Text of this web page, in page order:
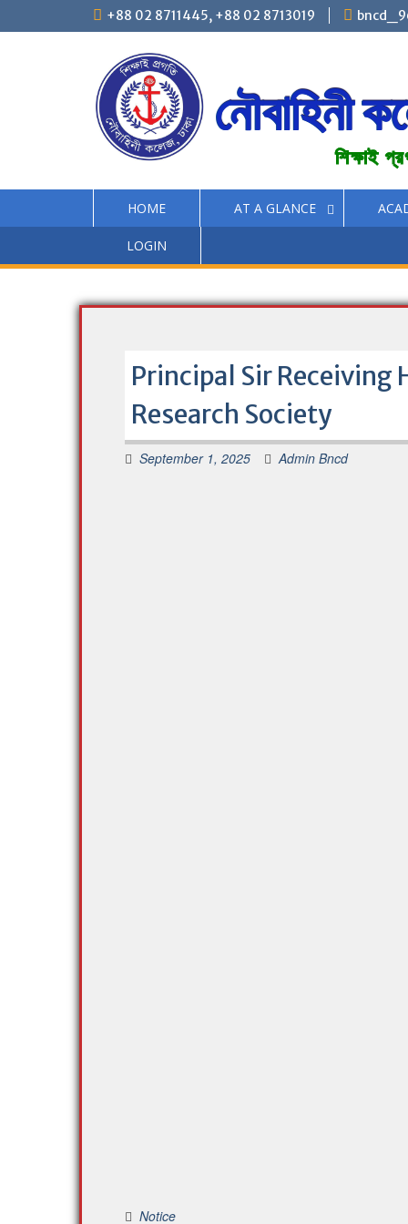
k
+88 02 8711445, +88 02 8713019
নৌবাহিনী
শিক্ষাই
HOME AT A GLANCE
LOGIN
Principal Sir Receiving
Research Society
September 1, 2025 Admin Bncd
Notice